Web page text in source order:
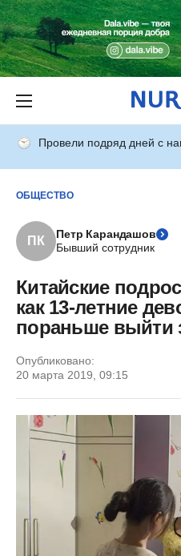
Провели подряд дней с
ОБЩЕСТВО
ПК
Петр Карандашов
Бывший сотрудник
Китайские
как 13-летние
пораньше выйти
Опубликовано:
20 марта 2019, 09:15